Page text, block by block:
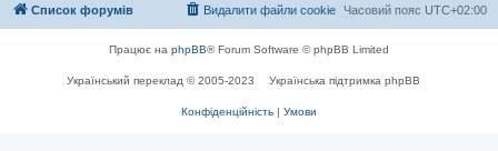
Список форумів Часовий пояс UTC+02:00
Видалити файли cookie
Працює на phpBB® Forum Software © phpBB Limited
Український переклад © 2005-2023 Українська підтримка phpBB
Конфіденційність | Умови